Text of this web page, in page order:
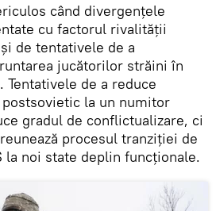
când divergențele
cu factorul rivalității
de tentativele de a
jucătorilor străini în
de a reduce
la un numitor
gradul de conflictualizare, ci
procesul tranziției de
la noi state deplin funcționale.